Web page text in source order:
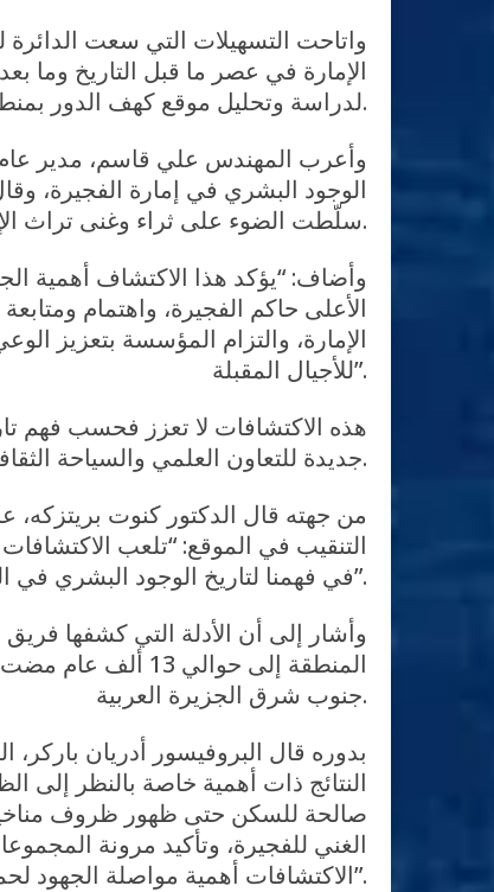
واتاحت التسهيلات التي سعت الدائرة
الإمارة في عصر ما قبل التاريخ وما
لدراسة وتحليل موقع كهف الدور بمنطقة حبحب.
وأعرب المهندس علي قاسم، مدير عام
الوجود البشري في إمارة الفجيرة،
سلّطت الضوء على ثراء وغنى تراث الإمارة الجيولوجي والأثري.
وأضاف: “يؤكد هذا الاكتشاف أهمية
الأعلى حاكم الفجيرة، واهتمام
الإمارة، والتزام المؤسسة بتعزيز
للأجيال المقبلة”.
هذه الاكتشافات لا تعزز فحسب فهم
جديدة للتعاون العلمي والسياحة الثقافية في الإمارة، مثمنا جهود جميع الشركاء والباحثين التي أسهمت في تحقيق هذا الإنجاز التاريخي.
من جهته قال الدكتور كنوت بريتزكه،
التنقيب في الموقع: “تلعب
في فهمنا لتاريخ الوجود البشري في الفجيرة”.
وأشار إلى أن الأدلة التي كشفها
المنطقة إلى
جنوب شرق الجزيرة العربية.
بدوره قال البروفيسور أدريان
النتائج ذات أهمية خاصة بالنظر إلى
الغني للفجيرة، وتأكيد مرونة
الاكتشافات أهمية مواصلة الجهود لحماية ودراسة هذه المواقع الأثرية الثمينة”.